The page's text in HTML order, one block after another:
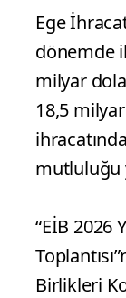
Ege
dönemde
milyar
18,5
mutluluğu
“EİB 2026
Birlikleri